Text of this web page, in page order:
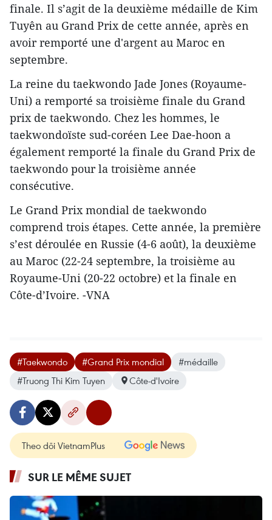
finale. Il s’agit de la deuxième médaille de Kim
Tuyên au Grand Prix de cette année, après en
avoir remporté une d'argent au Maroc en
septembre.
La reine du taekwondo Jade Jones (Royaume-
Uni) a remporté sa troisième finale du Grand
prix de taekwondo. Chez les hommes, le
taekwondoïste sud-coréen Lee Dae-hoon a
également remporté la finale du Grand Prix de
taekwondo pour la troisième année
consécutive.
Le Grand Prix mondial de taekwondo
comprend trois étapes. Cette année, la première
s’est ​déroulée en Russie (4-6 août), la deuxième
au Maroc (22-24 septembre, la troisième au
Royaume-Uni (20-22 octobre) et la finale en
Côte-d’Ivoire. -VNA
#Taekwondo #Grand Prix mondial
#médaille
#Truong Thi Kim Tuyen
Côte-d'Ivoire
Theo dõi VietnamPlus
SUR LE MÊME SUJET